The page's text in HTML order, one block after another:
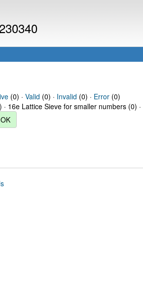
(0) · Valid (0) · Invalid (0) · Error(0)
· 16e Lattice Sieve for smaller numbers (0) ·